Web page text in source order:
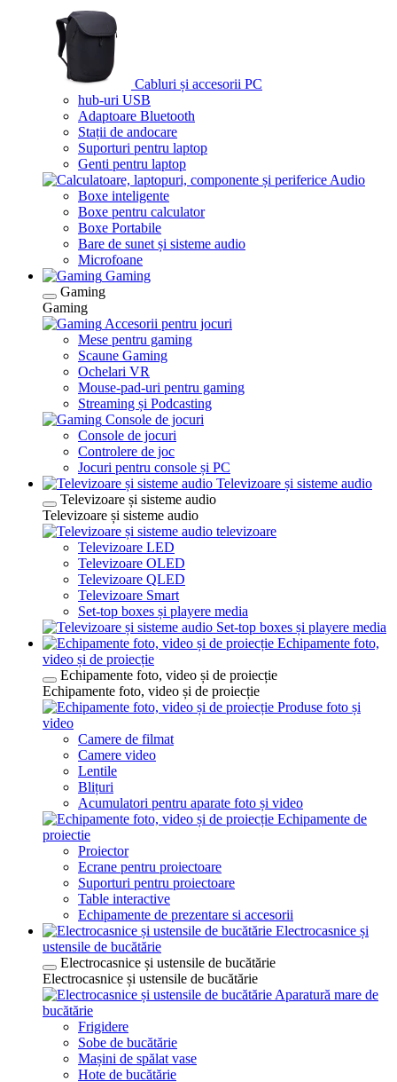
Cabluri și accesorii PC
hub-uri USB
Adaptoare Bluetooth
Stații de andocare
Suporturi pentru laptop
Genti pentru laptop
Audio
Boxe inteligente
Boxe pentru calculator
Boxe Portabile
Bare de sunet și sisteme audio
Microfoane
Gaming
Gaming
Gaming
Accesorii pentru jocuri
Mese pentru gaming
Scaune Gaming
Ochelari VR
Mouse-pad-uri pentru gaming
Streaming și Podcasting
Console de jocuri
Console de jocuri
Controlere de joc
Jocuri pentru console și PC
Televizoare și sisteme audio
Televizoare și sisteme audio
Televizoare și sisteme audio
televizoare
Televizoare LED
Televizoare OLED
Televizoare QLED
Televizoare Smart
Set-top boxes și playere media
Set-top boxes și playere media
Echipamente foto,
video și de proiecție
Echipamente foto, video și de proiecție
Echipamente foto, video și de proiecție
Produse foto și
video
Camere de filmat
Camere video
Lentile
Blițuri
Acumulatori pentru aparate foto și video
Echipamente de
proiectie
Proiector
Ecrane pentru proiectoare
Suporturi pentru proiectoare
Table interactive
Echipamente de prezentare si accesorii
Electrocasnice și
ustensile de bucătărie
Electrocasnice și ustensile de bucătărie
Electrocasnice și ustensile de bucătărie
Aparatură mare de
bucătărie
Frigidere
Sobe de bucătărie
Mașini de spălat vase
Hote de bucătărie